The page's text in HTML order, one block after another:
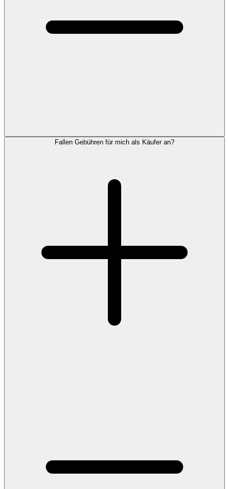
Fallen Gebühren für mich als Käufer an?